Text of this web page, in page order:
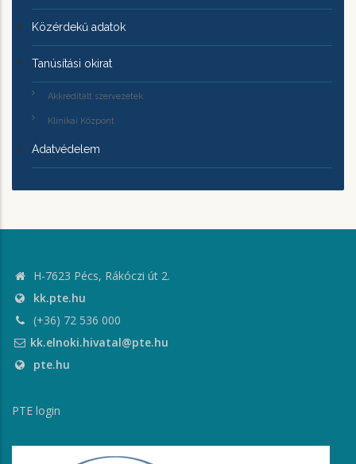
Közérdekű adatok
Tanúsítási okirat
Akkreditált szervezetek
Klinikai Központ
Adatvédelem
H-7623 Pécs, Rákóczi út 2.
kk.pte.hu
(+36) 72 536 000
kk.elnoki.hivatal@pte.hu
pte.hu
PTE login